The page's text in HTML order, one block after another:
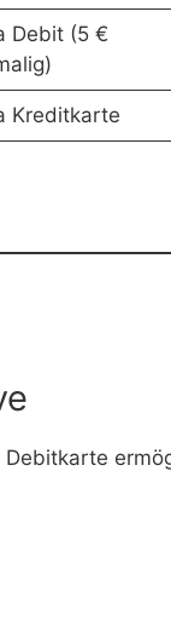
Debit (5 €
Kreditkarte